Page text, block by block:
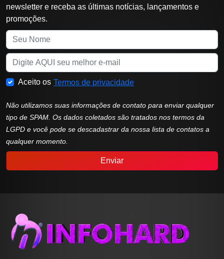
newsletter e receba as últimas notícias, lançamentos e
promoções.
Aceito os Termos de privacidade
Não utilizamos suas informações de contato para enviar qualquer
tipo de SPAM. Os dados coletados são tratados nos termos da
LGPD e você pode se descadastrar da nossa lista de contatos a
qualquer momento.
Enviar